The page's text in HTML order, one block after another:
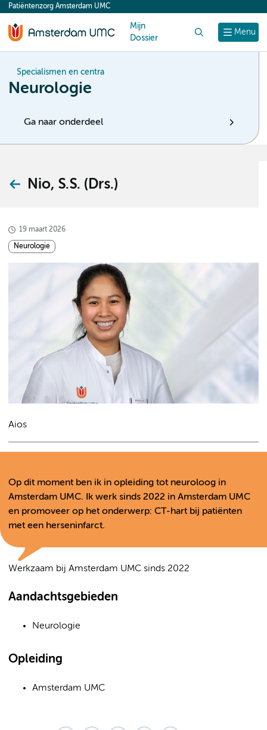
content
Menu
Patiëntenzorg Amsterdam UMC
Mijn
Dossier
Specialismen en centra
Neurologie
Ga naar onderdeel
Nio, S.S. (Drs.)
19 maart 2026
Neurologie
Aios
Op dit moment ben ik in opleiding tot neuroloog in
Amsterdam UMC. Ik werk sinds 2022 in Amsterdam UMC
en promoveer op het onderwerp: CT-hart bij patiënten
met een herseninfarct.
Werkzaam bij Amsterdam UMC sinds 2022
Aandachtsgebieden
Neurologie
Opleiding
Amsterdam UMC